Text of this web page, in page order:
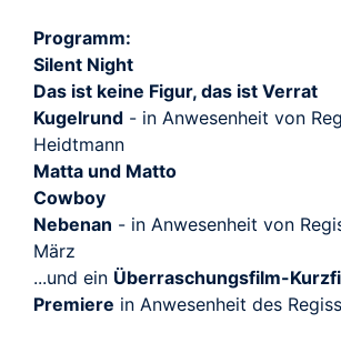
Programm:
Silent Night
Das ist keine Figur, das ist Verrat
Kugelrund - in Anwesenheit von
Heidtmann
Matta und Matto
Cowboy
Nebenan - in Anwesenheit von
März
...und ein Überraschungsfilm-
Premiere in Anwesenheit des